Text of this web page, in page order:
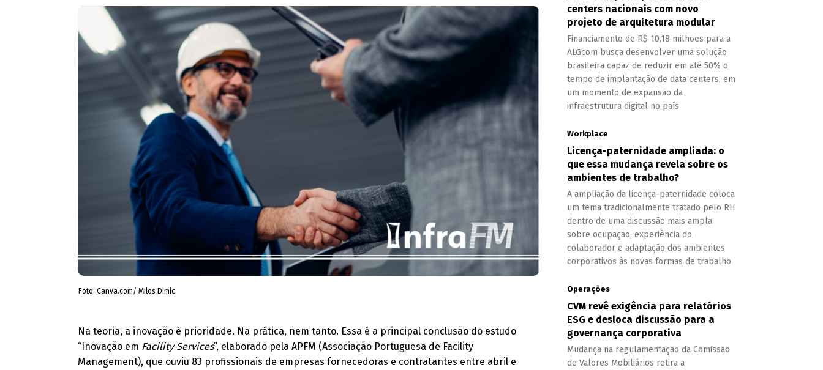
Foto: Canva.com/ Milos Dimic
Na teoria, a inovação é prioridade. Na prática, nem tanto. Essa é a principal conclusão do estudo
“Inovação em Facility Services”, elaborado pela APFM (Associação Portuguesa de Facility
Management), que ouviu 83 profissionais de empresas fornecedoras e contratantes entre abril e
centers nacionais com novo
projeto de arquitetura modular
Financiamento de R$ 10,18 milhões para a
ALGcom busca desenvolver uma solução
brasileira capaz de reduzir em até 50% o
tempo de implantação de data centers, em
um momento de expansão da
infraestrutura digital no país
Workplace
Licença-paternidade ampliada: o
que essa mudança revela sobre os
ambientes de trabalho?
A ampliação da licença-paternidade coloca
um tema tradicionalmente tratado pelo RH
dentro de uma discussão mais ampla
sobre ocupação, experiência do
colaborador e adaptação dos ambientes
corporativos às novas formas de trabalho
Operações
CVM revê exigência para relatórios
ESG e desloca discussão para a
governança corporativa
Mudança na regulamentação da Comissão
de Valores Mobiliários retira a